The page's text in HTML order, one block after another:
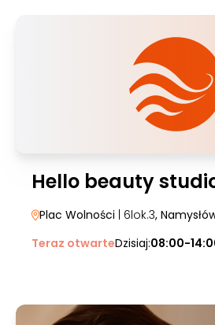
Hello beauty
Plac Wolności | 6lok.3,
Teraz otwarteDzisiaj:08:00-